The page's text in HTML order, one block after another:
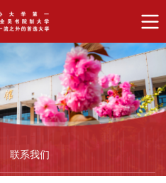
联系我们